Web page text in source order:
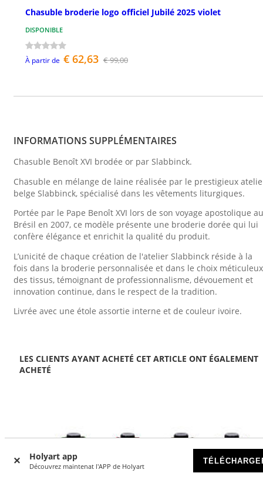
Holyart app
Découvrez maintenat l'APP de Holyart
Chasuble broderie logo officiel Jubilé 2025 violet
DISPONIBLE
À partir de € 62,63 € 99,00
INFORMATIONS SUPPLÉMENTAIRES
Chasuble Benoît XVI brodée or par Slabbinck.
Chasuble en mélange de laine réalisée par le prestigieux
belge Slabbinck, spécialisé dans les vêtements liturgiques.
Portée par le Pape Benoît XVI lors de son voyage apostolique au
Brésil en 2007, ce modèle présente une broderie dorée qui lui
confère élégance et enrichit la qualité du produit.
L’unicité de chaque création de l'atelier Slabbinck réside à la
fois dans la broderie personnalisée et dans le choix méticuleux
des tissus, témoignant de professionnalisme, dévouement et
innovation continue, dans le respect de la tradition.
Livrée avec une étole assortie interne et de couleur ivoire.
LES CLIENTS AYANT ACHETÉ CET ARTICLE ONT ÉGALEMENT
ACHETÉ